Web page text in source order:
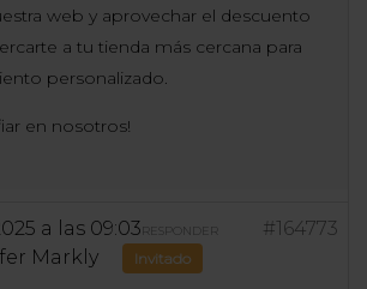
web y aprovechar el descuento
a tu tienda más cercana para
personalizado.
en nosotros!
a las 09:03 #164773
RESPONDER
Markly Invitado